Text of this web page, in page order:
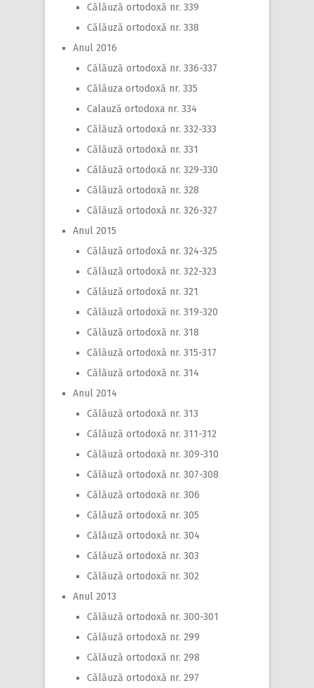
Călăuză ortodoxă nr. 339
Călăuză ortodoxă nr. 338
Anul 2016
Călăuză ortodoxă nr. 336-337
Călăuza ortodoxă nr. 335
Calauză ortodoxa nr. 334
Călăuză ortodoxă nr. 332-333
Călăuză ortodoxă nr. 331
Călăuză ortodoxă nr. 329-330
Călăuză ortodoxă nr. 328
Călăuză ortodoxă nr. 326-327
Anul 2015
Călăuză ortodoxă nr. 324-325
Călăuză ortodoxă nr. 322-323
Călăuză ortodoxă nr. 321
Călăuză ortodoxă nr. 319-320
Călăuză ortodoxă nr. 318
Călăuză ortodoxă nr. 315-317
Călăuză ortodoxă nr. 314
Anul 2014
Călăuză ortodoxă nr. 313
Călăuză ortodoxă nr. 311-312
Călăuză ortodoxă nr. 309-310
Călăuză ortodoxă nr. 307-308
Călăuză ortodoxă nr. 306
Călăuză ortodoxă nr. 305
Călăuză ortodoxă nr. 304
Călăuză ortodoxă nr. 303
Călăuză ortodoxă nr. 302
Anul 2013
Călăuză ortodoxă nr. 300-301
Călăuză ortodoxă nr. 299
Călăuză ortodoxă nr. 298
Călăuză ortodoxă nr. 297